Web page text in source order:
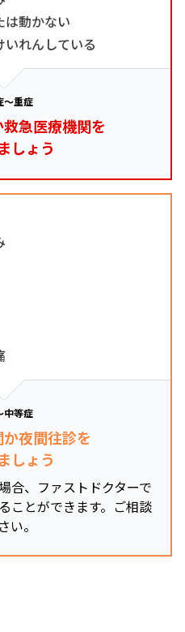
は動かない
れんしている
～重症
急医療機関を
しょう
中等症
夜間往診を
しょう
合、ファストドクターで
ことができます。ご相談
い。